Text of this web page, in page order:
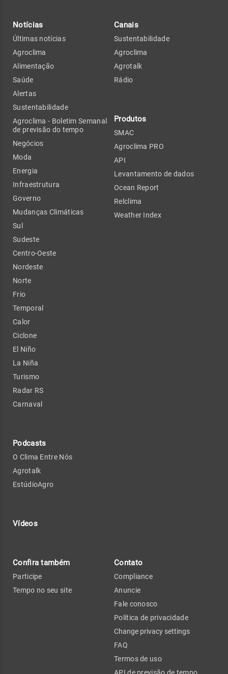
Notícias
Últimas notícias
Agroclima
Alimentação
Saúde
Alertas
Sustentabilidade
Agroclima - Boletim Semanal
de previsão do tempo
Negócios
Moda
Energia
Infraestrutura
Governo
Mudanças Climáticas
Sul
Sudeste
Centro-Oeste
Nordeste
Norte
Frio
Temporal
Calor
Ciclone
El Niño
La Niña
Turismo
Radar RS
Carnaval
Podcasts
O Clima Entre Nós
Agrotalk
EstúdioAgro
Vídeos
Canais
Sustentabilidade
Agroclima
Agrotalk
Rádio
Produtos
SMAC
Agroclima PRO
API
Levantamento de dados
Ocean Report
Relclima
Weather Index
Confira também
Participe
Tempo no seu site
Contato
Compliance
Anuncie
Fale conosco
Política de privacidade
Change privacy settings
FAQ
Termos de uso